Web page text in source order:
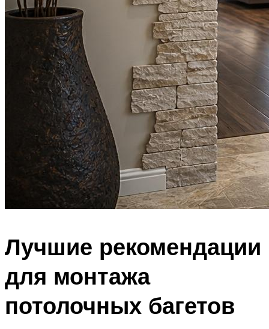
Лучшие рекомендации
для монтажа
потолочных багетов